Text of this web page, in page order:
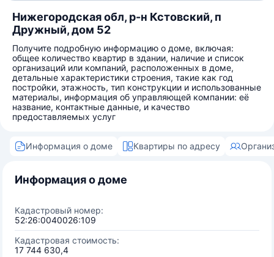
Нижегородская обл, р-н Кстовский, п
Дружный, дом 52
Получите подробную информацию о доме, включая:
общее количество квартир в здании, наличие и список
организаций или компаний, расположенных в доме,
детальные характеристики строения, такие как год
постройки, этажность, тип конструкции и использованные
материалы, информация об управляющей компании: её
название, контактные данные, и качество
предоставляемых услуг
Информация о доме Квартиры по адресу
Информация о доме
Кадастровый номер:
52:26:0040026:109
Кадастровая стоимость:
17 744 630,4